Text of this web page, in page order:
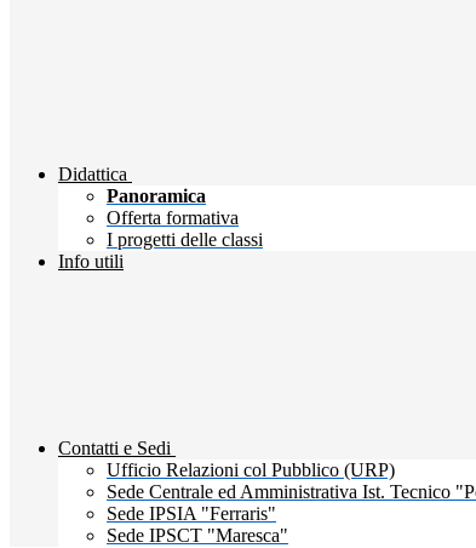
Didattica
Panoramica
Offerta formativa
I progetti delle classi
Info utili
Contatti e Sedi
Ufficio Relazioni col Pubblico (URP)
Sede Centrale ed Amministrativa Ist. Tecnico
Sede IPSIA "Ferraris"
Sede IPSCT "Maresca"